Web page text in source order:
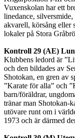
Vuxenskolan har ett
linedance,
akvarell, körsång eller
lokaler på Stora
Kontroll 29 (AE)
Klubbens ledord är
och den bildades av
Shotokan, en gren av
”Karate för alla” och
barn/föräldrar,
tränar man Shotokan-
utövare runt om i
1973 och är därmed